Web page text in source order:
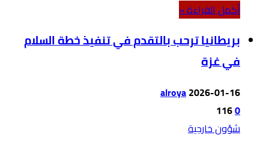
‫أكمل القراءة »‬
بريطانيا ترحب بالتقدم في تنفيذ خطة السلام
في غزة
alroya2026-01-16
0
116
شؤون خارجية